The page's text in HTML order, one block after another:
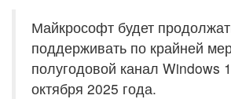
Майкрософт будет
поддерживать по крайней
полугодовой канал Windows
октября 2025 года.